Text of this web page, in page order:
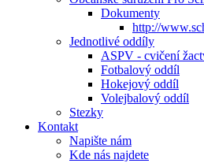
Dokumenty
http://
Jednotlivé oddíly
ASPV - cvičení
Fotbalový oddíl
Hokejový oddíl
Volejbalový oddíl
Stezky
Kontakt
Napište nám
Kde nás najdete